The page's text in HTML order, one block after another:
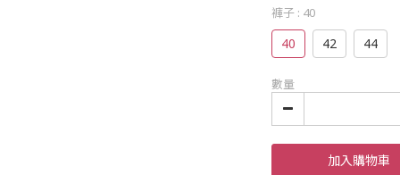
褲子 : 40
40 42 44
數量
加入購物車